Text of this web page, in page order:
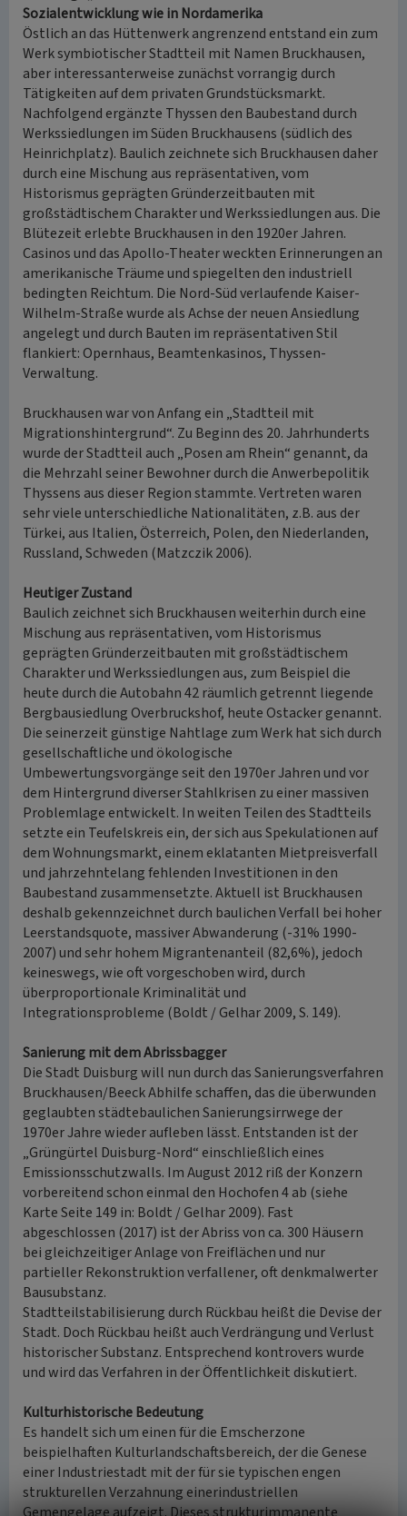
Sozialentwicklung wie in Nordamerika
Östlich an das Hüttenwerk angrenzend entstand ein zum
Werk symbiotischer Stadtteil mit Namen Bruckhausen,
aber interessanterweise zunächst vorrangig durch
Tätigkeiten auf dem privaten Grundstücksmarkt.
Nachfolgend ergänzte Thyssen den Baubestand durch
Werkssiedlungen im Süden Bruckhausens (südlich des
Heinrichplatz). Baulich zeichnete sich Bruckhausen daher
durch eine Mischung aus repräsentativen, vom
Historismus geprägten Gründerzeitbauten mit
großstädtischem Charakter und Werkssiedlungen aus. Die
Blütezeit erlebte Bruckhausen in den 1920er Jahren.
Casinos und das Apollo-Theater weckten Erinnerungen an
amerikanische Träume und spiegelten den industriell
bedingten Reichtum. Die Nord-Süd verlaufende Kaiser-
Wilhelm-Straße wurde als Achse der neuen Ansiedlung
angelegt und durch Bauten im repräsentativen Stil
flankiert: Opernhaus, Beamtenkasinos, Thyssen-
Verwaltung.
Bruckhausen war von Anfang ein „Stadtteil mit
Migrationshintergrund“. Zu Beginn des 20. Jahrhunderts
wurde der Stadtteil auch „Posen am Rhein“ genannt, da
die Mehrzahl seiner Bewohner durch die Anwerbepolitik
Thyssens aus dieser Region stammte. Vertreten waren
sehr viele unterschiedliche Nationalitäten, z.B. aus der
Türkei, aus Italien, Österreich, Polen, den Niederlanden,
Russland, Schweden (Matzczik 2006).
Heutiger Zustand
Baulich zeichnet sich Bruckhausen weiterhin durch eine
Mischung aus repräsentativen, vom Historismus
geprägten Gründerzeitbauten mit großstädtischem
Charakter und Werkssiedlungen aus, zum Beispiel die
heute durch die Autobahn 42 räumlich getrennt liegende
Bergbausiedlung Overbruckshof, heute Ostacker genannt.
Die seinerzeit günstige Nahtlage zum Werk hat sich durch
gesellschaftliche und ökologische
Umbewertungsvorgänge seit den 1970er Jahren und vor
dem Hintergrund diverser Stahlkrisen zu einer massiven
Problemlage entwickelt. In weiten Teilen des Stadtteils
setzte ein Teufelskreis ein, der sich aus Spekulationen auf
dem Wohnungsmarkt, einem eklatanten Mietpreisverfall
und jahrzehntelang fehlenden Investitionen in den
Baubestand zusammensetzte. Aktuell ist Bruckhausen
deshalb gekennzeichnet durch baulichen Verfall bei hoher
Leerstandsquote, massiver Abwanderung (-31% 1990-
2007) und sehr hohem Migrantenanteil (82,6%), jedoch
keineswegs, wie oft vorgeschoben wird, durch
überproportionale Kriminalität und
Integrationsprobleme (Boldt / Gelhar 2009, S. 149).
Sanierung mit dem Abrissbagger
Die Stadt Duisburg will nun durch das Sanierungsverfahren
Bruckhausen/Beeck Abhilfe schaffen, das die überwunden
geglaubten städtebaulichen Sanierungsirrwege der
1970er Jahre wieder aufleben lässt. Entstanden ist der
„Grüngürtel Duisburg-Nord“ einschließlich eines
Emissionsschutzwalls. Im August 2012 riß der Konzern
vorbereitend schon einmal den Hochofen 4 ab (siehe
Karte Seite 149 in: Boldt / Gelhar 2009). Fast
abgeschlossen (2017) ist der Abriss von ca. 300 Häusern
bei gleichzeitiger Anlage von Freiflächen und nur
partieller Rekonstruktion verfallener, oft denkmalwerter
Bausubstanz.
Stadtteilstabilisierung durch Rückbau heißt die Devise der
Stadt. Doch Rückbau heißt auch Verdrängung und Verlust
historischer Substanz. Entsprechend kontrovers wurde
und wird das Verfahren in der Öffentlichkeit diskutiert.
Kulturhistorische Bedeutung
Es handelt sich um einen für die Emscherzone
beispielhaften Kulturlandschaftsbereich, der die Genese
einer Industriestadt mit der für sie typischen engen
strukturellen Verzahnung einerindustriellen